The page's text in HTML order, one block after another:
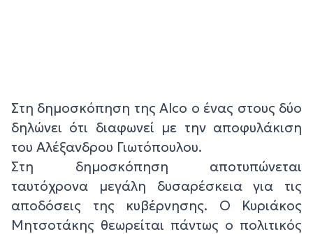
Στη δημοσκόπηση της Alco ο ένας στους δύο
δηλώνει ότι διαφωνεί με την αποφυλάκιση
του Αλέξανδρου Γιωτόπουλου.
Στη δημοσκόπηση αποτυπώνεται
ταυτόχρονα μεγάλη δυσαρέσκεια για τις
αποδόσεις της κυβέρνησης. Ο Κυριάκος
Μητσοτάκης θεωρείται πάντως ο πολιτικός